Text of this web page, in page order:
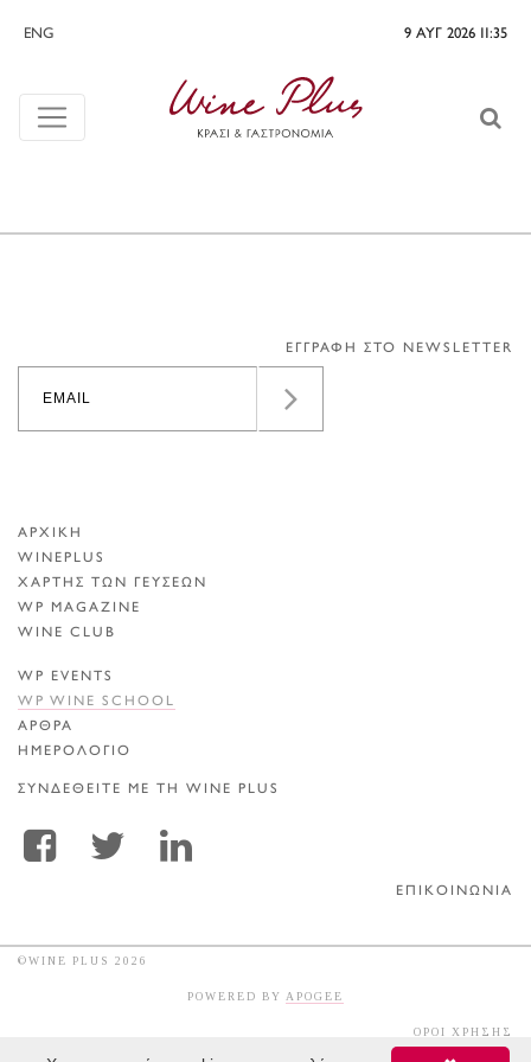
ENG 9 ΑΥΓ 2026 11:35
ΕΓΓΡΑΦΗ ΣΤΟ NEWSLETTER
ΑΡΧΙΚΗ
WINEPLUS
ΧΑΡΤΗΣ ΤΩΝ ΓΕΥΣΕΩΝ
WP MAGAZINE
WINE CLUB
WP EVENTS
WP WINE SCHOOL
ΑΡΘΡΑ
ΗΜΕΡΟΛΟΓΙΟ
ΣΥΝΔΕΘΕΙΤΕ ΜΕ ΤΗ WINE PLUS
ΕΠΙΚΟΙΝΩΝΙΑ
©WINE PLUS 2026
POWERED BY APOGEE
ΟΡΟΙ ΧΡΗΣΗΣ